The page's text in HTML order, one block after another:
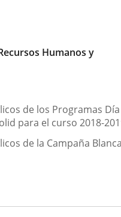
Humanos y
de los Programas Día
para el curso 2018-
de la Campaña